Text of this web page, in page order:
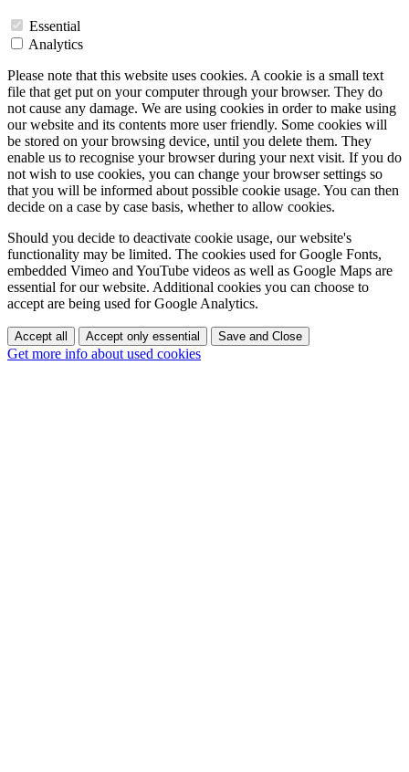
Essential
Analytics
Please note that this website uses cookies. A cookie is a small text
file that get put on your computer through your browser. They do
not cause any damage. We are using cookies in order to make using
our website and its contents more user friendly. Some cookies will
be stored on your browsing device, until you delete them. They
enable us to recognise your browser during your next visit. If you do
not wish to use cookies, you can change your browser settings so
that you will be informed about possible cookie usage. You can then
decide on a case by case basis, whether to allow cookies.
Should you decide to deactivate cookie usage, our website's
functionality may be limited. The cookies used for Google Fonts,
embedded Vimeo and YouTube videos as well as Google Maps are
essential for our website. Additional cookies you can choose to
accept are being used for Google Analytics.
Accept all Accept only essential Save and Close
Get more info about used cookies